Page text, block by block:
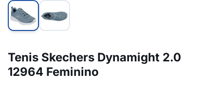
Tenis Skechers Dynamight 2.0
12964 Feminino